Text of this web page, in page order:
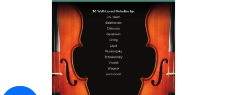
hvězdiček.